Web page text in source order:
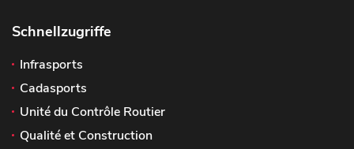
Schnellzugriffe
Infrasports
Cadasports
Unité du Contrôle Routier
Qualité et Construction